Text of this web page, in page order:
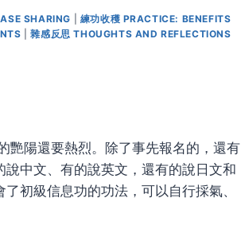
SHARING
練功收穫 PRACTICE: BENEFITS
|雜感反思 THOUGHTS AND REFLECTIONS
艷陽還要熱烈。除了事先報名的，還有
中文、有的說英文，還有的說日文和
初級信息功的功法，可以自行採氣、